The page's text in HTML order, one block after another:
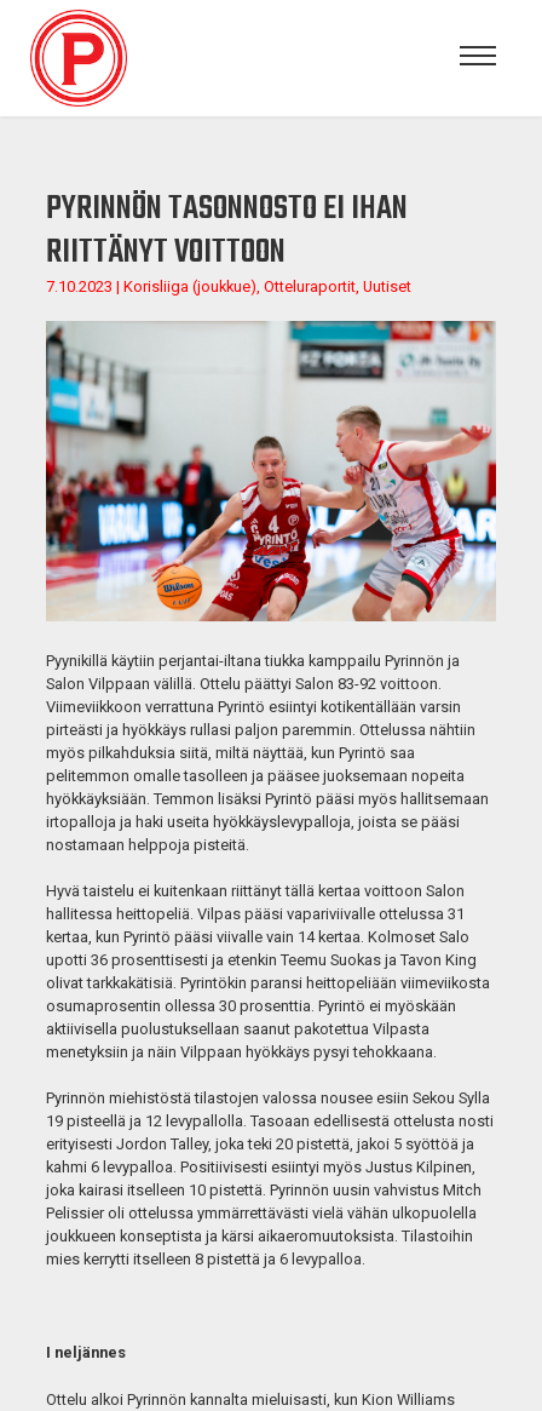
PYRINNÖN TASONNOSTO EI IHAN
RIITTÄNYT VOITTOON
7.10.2023 | Korisliiga (joukkue), Otteluraportit, Uutiset
Pyynikillä käytiin perjantai-iltana tiukka kamppailu Pyrinnön ja
Salon Vilppaan välillä. Ottelu päättyi Salon 83-92 voittoon.
Viimeviikkoon verrattuna Pyrintö esiintyi kotikentällään varsin
pirteästi ja hyökkäys rullasi paljon paremmin. Ottelussa nähtiin
myös pilkahduksia siitä, miltä näyttää, kun Pyrintö saa
pelitemmon omalle tasolleen ja pääsee juoksemaan nopeita
hyökkäyksiään. Temmon lisäksi Pyrintö pääsi myös hallitsemaan
irtopalloja ja haki useita hyökkäyslevypalloja, joista se pääsi
nostamaan helppoja pisteitä.
Hyvä taistelu ei kuitenkaan riittänyt tällä kertaa voittoon Salon
hallitessa heittopeliä. Vilpas pääsi vapariviivalle ottelussa 31
kertaa, kun Pyrintö pääsi viivalle vain 14 kertaa. Kolmoset Salo
upotti 36 prosenttisesti ja etenkin Teemu Suokas ja Tavon King
olivat tarkkakätisiä. Pyrintökin paransi heittopeliään viimeviikosta
osumaprosentin ollessa 30 prosenttia. Pyrintö ei myöskään
aktiivisella puolustuksellaan saanut pakotettua Vilpasta
menetyksiin ja näin Vilppaan hyökkäys pysyi tehokkaana.
Pyrinnön miehistöstä tilastojen valossa nousee esiin Sekou Sylla
19 pisteellä ja 12 levypallolla. Tasoaan edellisestä ottelusta nosti
erityisesti Jordon Talley, joka teki 20 pistettä, jakoi 5 syöttöä ja
kahmi 6 levypalloa. Positiivisesti esiintyi myös Justus Kilpinen,
joka kairasi itselleen 10 pistettä. Pyrinnön uusin vahvistus Mitch
Pelissier oli ottelussa ymmärrettävästi vielä vähän ulkopuolella
joukkueen konseptista ja kärsi aikaeromuutoksista. Tilastoihin
mies kerrytti itselleen 8 pistettä ja 6 levypalloa.
I neljännes
Ottelu alkoi Pyrinnön kannalta mieluisasti, kun Kion Williams